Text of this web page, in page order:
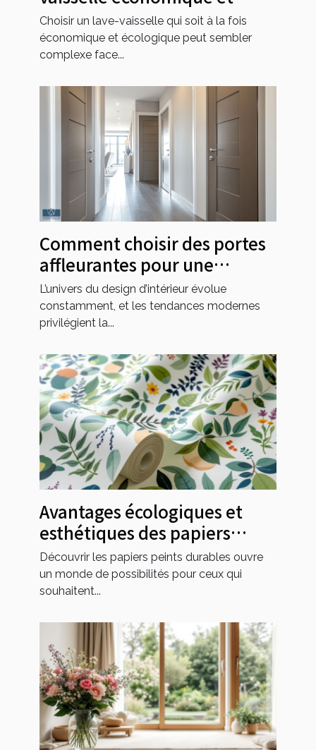
écologique ?
Choisir un lave-vaisselle qui soit à la fois
économique et écologique peut sembler
complexe face...
Comment choisir des portes
affleurantes pour une
esthétique moderne ?
L’univers du design d’intérieur évolue
constamment, et les tendances modernes
privilégient la...
Avantages écologiques et
esthétiques des papiers
peints durables
Découvrir les papiers peints durables ouvre
un monde de possibilités pour ceux qui
souhaitent...